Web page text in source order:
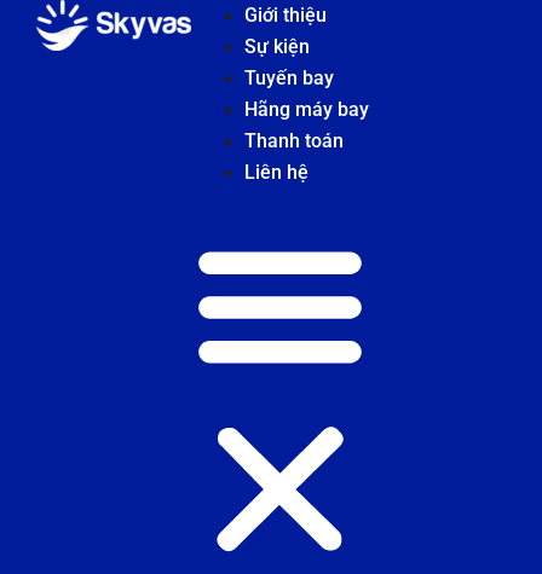
Giới thiệu
Sự kiện
Tuyến bay
Hãng máy bay
Thanh toán
Liên hệ